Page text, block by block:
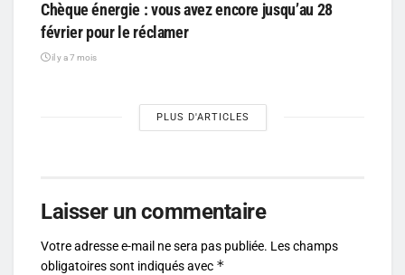
Chèque énergie : vous avez encore jusqu’au 28
février pour le réclamer
il y a 7 mois
PLUS D'ARTICLES
Laisser un commentaire
Votre adresse e-mail ne sera pas publiée. Les champs
obligatoires sont indiqués avec *